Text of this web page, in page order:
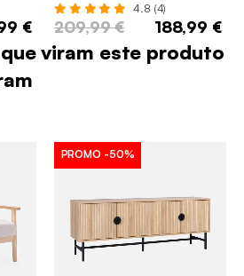
€
4.8 (4)
209,99 € 188,99 €
viram este produto
PROMO -50%